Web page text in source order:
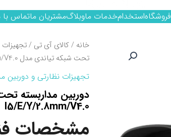
فروشگاهاستخدامخدمات ماوبلاگمشتریان ماتماس با
خانه /کالای آی تی /تجهیزات
تحت شبکه تیاندی مدل TC-C35WS I5/E/Y/2.8mm/V4.0
تجهیزات نظارتی و دوربین
I5/E/Y/2.8mm/V4.0